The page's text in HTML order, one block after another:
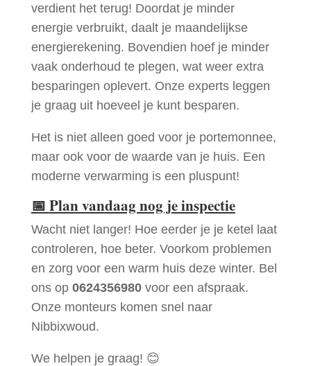
verdient het terug! Doordat je minder
energie verbruikt, daalt je maandelijkse
energierekening. Bovendien hoef je minder
vaak onderhoud te plegen, wat weer extra
besparingen oplevert. Onze experts leggen
je graag uit hoeveel je kunt besparen.
Het is niet alleen goed voor je portemonnee,
maar ook voor de waarde van je huis. Een
moderne verwarming is een pluspunt!
📅 Plan vandaag nog je inspectie
Wacht niet langer! Hoe eerder je je ketel laat
controleren, hoe beter. Voorkom problemen
en zorg voor een warm huis deze winter. Bel
ons op 0624356980voor een afspraak.
Onze monteurs komen snel naar
Nibbixwoud.
We helpen je graag! 😊